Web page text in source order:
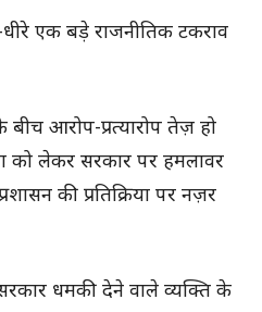
धीरे एक बड़े राजनीतिक टकराव
आरोप-प्रत्यारोप तेज़ हो
को लेकर सरकार पर हमलावर
की प्रतिक्रिया पर नज़र
धमकी देने वाले व्यक्ति के